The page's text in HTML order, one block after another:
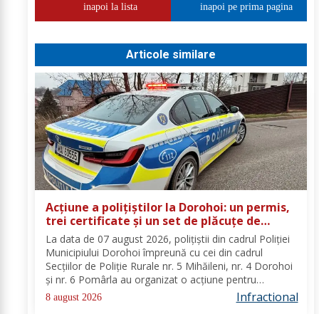
inapoi la lista inapoi pe prima pagina
Articole similare
Acțiune a polițiștilor la Dorohoi: un permis,
trei certificate și un set de plăcuțe de
înmatriculare reținute
La data de 07 august 2026, polițiștii din cadrul Poliției
Municipiului Dorohoi împreună cu cei din cadrul
Secțiilor de Poliție Rurale nr. 5 Mihăileni, nr. 4 Dorohoi
și nr. 6 Pomârla au organizat o acțiune pentru
prevenirea și combaterea faptelor de natură penală și
contravențională, verificarea...
8 august 2026 Infractional